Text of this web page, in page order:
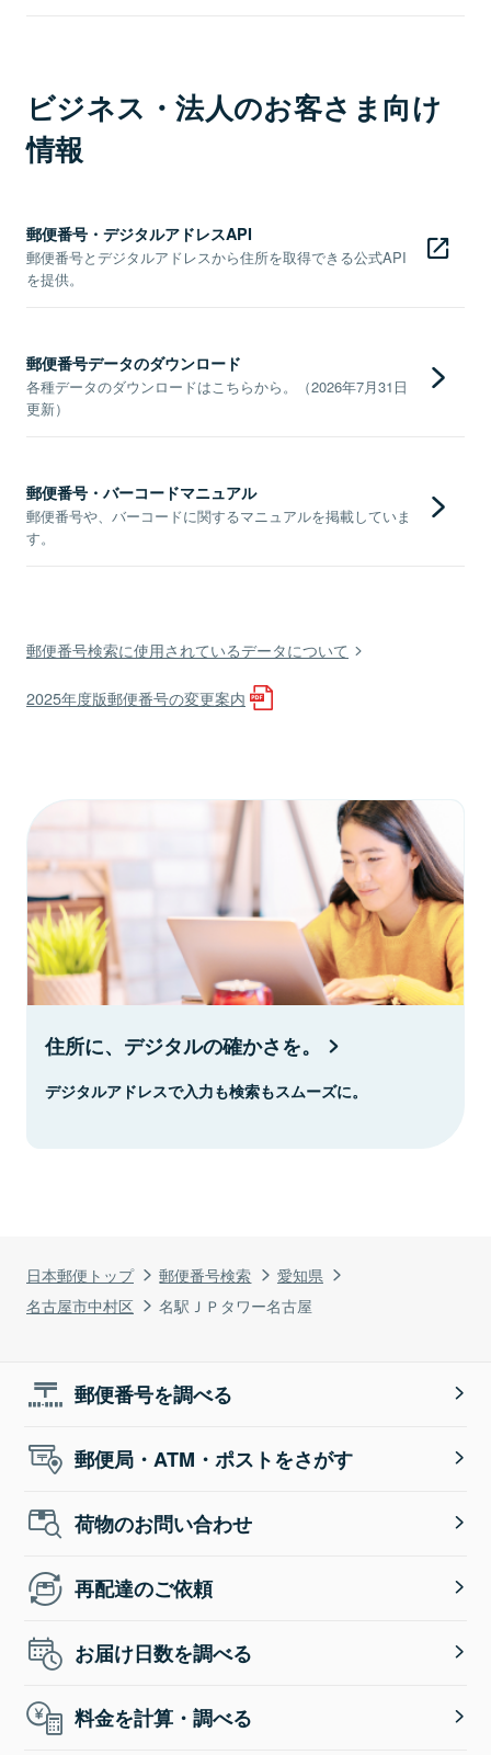
日本郵便トップ 郵便番号検索
愛知県
名古屋市中村区
名駅ＪＰタワー名古屋
ビジネス・法人のお客さま向け
情報
郵便番号・デジタルアドレスAPI
郵便番号とデジタルアドレスから住所を取得できる公式API
を提供。
郵便番号データのダウンロード
各種データのダウンロードはこちらから。（2026年7月31日
更新）
郵便番号・バーコードマニュアル
郵便番号や、バーコードに関するマニュアルを掲載していま
す。
郵便番号検索に使用されているデータについて
2025年度版郵便番号の変更案内
住所に、デジタルの確かさを。
デジタルアドレスで入力も検索もスムーズに。
郵便番号を調べる
郵便局・ATM・ポストをさがす
荷物のお問い合わせ
再配達のご依頼
お届け日数を調べる
料金を計算・調べる